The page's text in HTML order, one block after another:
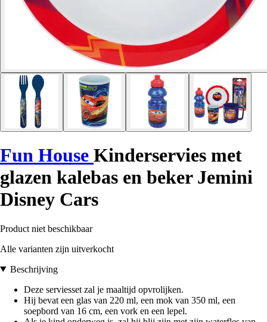
Fun House Kinderservies met
glazen kalebas en beker Jemini
Disney Cars
Product niet beschikbaar
Alle varianten zijn uitverkocht
Beschrijving
Deze serviesset zal je maaltijd opvrolijken.
Hij bevat een glas van 220 ml, een mok van 350 ml, een
soepbord van 16 cm, een vork en een lepel.